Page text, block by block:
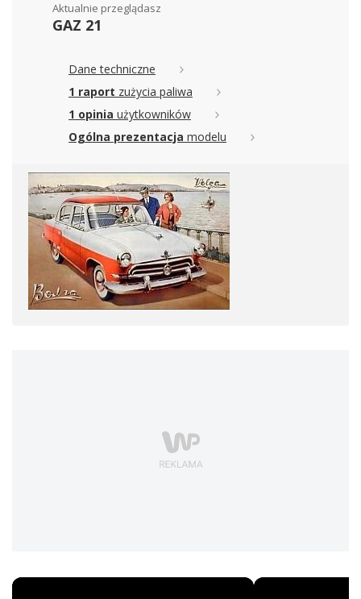
Aktualnie przeglądasz
GAZ 21
Dane techniczne
1 raport zużycia paliwa
1 opinia użytkowników
Ogólna prezentacja modelu